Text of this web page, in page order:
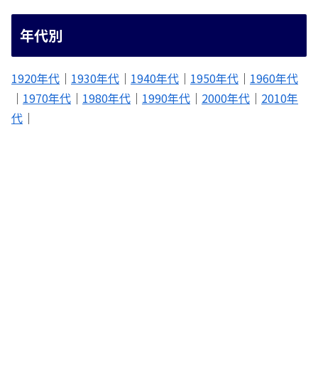
年代別
1920年代 ｜ 1930年代 ｜ 1940年代 ｜ 1950年代 ｜ 1960年代
｜ 1970年代 ｜ 1980年代 ｜ 1990年代 ｜ 2000年代 ｜ 2010年
代 ｜